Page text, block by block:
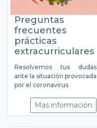
Preguntas
frecuentes
prácticas
extracurriculares
Resolvemos tus dudas
ante la situación provocada
por el coronavirus
Mas información